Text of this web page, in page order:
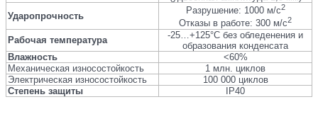
Ударопрочность
Разрушение: 1000 м/c2
Отказы в работе: 300 м/c2
Рабочая температура
-25…+125°C без обледенения и
образования конденсата
Влажность
<60%
Механическая износостойкость
1 млн. циклов
Электрическая износостойкость
100 000 циклов
Степень защиты
IP40